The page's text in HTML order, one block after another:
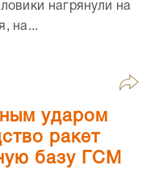
нагрянули на
на...
ударом
ракет
базу ГСМ